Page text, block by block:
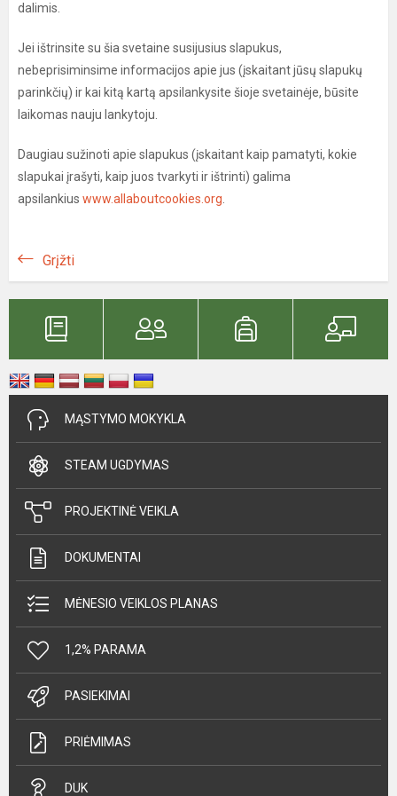
dalimis.
Jei ištrinsite su šia svetaine susijusius slapukus,
nebeprisiminsime informacijos apie jus (įskaitant jūsų slapukų
parinkčių) ir kai kitą kartą apsilankysite šioje svetainėje, būsite
laikomas nauju lankytoju.
Daugiau sužinoti apie slapukus (įskaitant kaip pamatyti, kokie
slapukai įrašyti, kaip juos tvarkyti ir ištrinti) galima
apsilankius www.allaboutcookies.org
Grįžti
MĄSTYMO MOKYKLA
STEAM UGDYMAS
PROJEKTINĖ VEIKLA
DOKUMENTAI
MĖNESIO VEIKLOS PLANAS
1,2% PARAMA
PASIEKIMAI
PRIĖMIMAS
DUK